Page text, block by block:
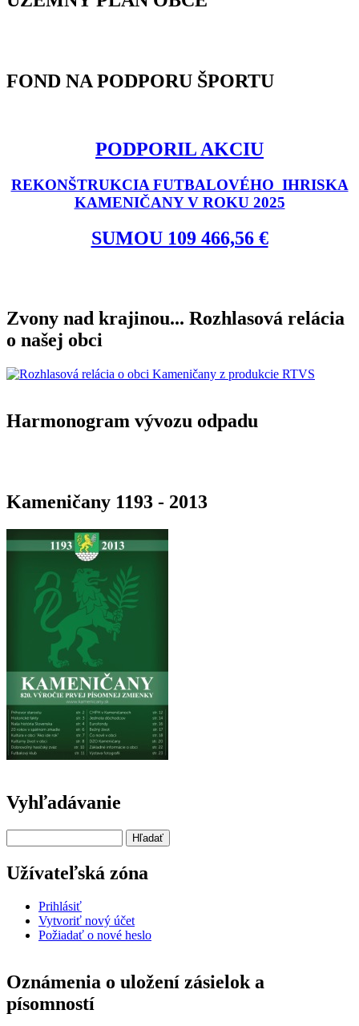
FOND NA PODPORU ŠPORTU
PODPORIL AKCIU
REKONŠTRUKCIA FUTBALOVÉHO IHRISKA
KAMENIČANY V ROKU 2025
SUMOU 109 466,56 €
Zvony nad krajinou... Rozhlasová relácia
o našej obci
Harmonogram vývozu odpadu
Kameničany 1193 - 2013
Vyhľadávanie
Užívateľská zóna
Prihlásiť
Vytvoriť nový účet
Požiadať o nové heslo
Oznámenia o uložení zásielok a
písomností